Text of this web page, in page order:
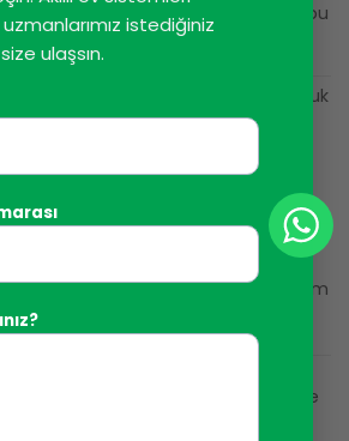
istediğiniz
ulaşsın.
5,5 A akım geçeceği anlamına gelir, bu
ampul ısındıktan sonra nominal
olan yaklaşık 0,4 A’ya düşer.
Normal bir ampulde olduğu gibi, soğuk
ampulün direnci çalışan bir
düşüktür. Bu, 230V/100W’lık bir ampul
ampul açıldığında 6,5-8 A’lik bir
akabileceği anlamına gelir.
Motorun başlangıç akımı nominal
akımın 5-10 katına kadar çıkabilir. Ek
bu tür motorlar, başlangıç akım
hala artırabilen ek başlangıç
ile donatılmıştır.
ampuller, enerji tasarruflu ampuller ve